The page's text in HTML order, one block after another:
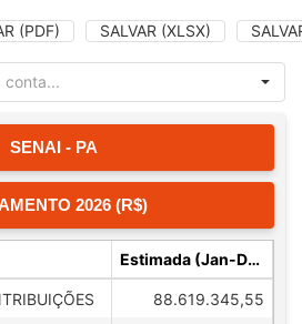
(PDF) SALVAR (XLSX)
SENAI - PA
2026 (R$)
Estimada (Jan-Dez)
88.619.345,55